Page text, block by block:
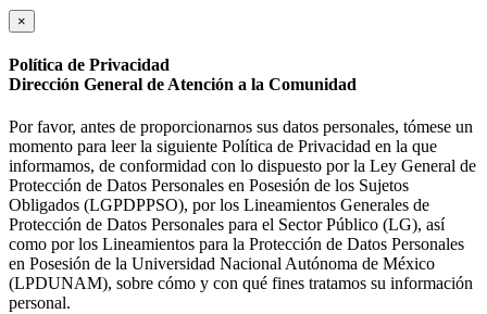
×
Política de Privacidad
Dirección General de Atención a la Comunidad
Por favor, antes de proporcionarnos sus datos personales, tómese un
momento para leer la siguiente Política de Privacidad en la que
informamos, de conformidad con lo dispuesto por la Ley General de
Protección de Datos Personales en Posesión de los Sujetos
Obligados (LGPDPPSO), por los Lineamientos Generales de
Protección de Datos Personales para el Sector Público (LG), así
como por los Lineamientos para la Protección de Datos Personales
en Posesión de la Universidad Nacional Autónoma de México
(LPDUNAM), sobre cómo y con qué fines tratamos su información
personal.